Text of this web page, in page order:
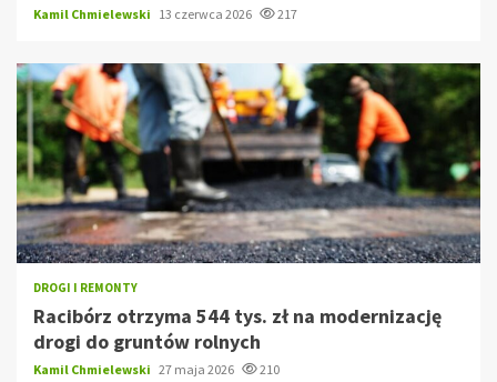
Kamil Chmielewski 13 czerwca 2026 217
DROGI I REMONTY
Racibórz otrzyma 544 tys. zł na modernizację
drogi do gruntów rolnych
Kamil Chmielewski 27 maja 2026 210